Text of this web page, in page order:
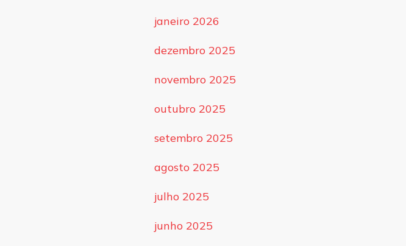
janeiro 2026
dezembro 2025
novembro 2025
outubro 2025
setembro 2025
agosto 2025
julho 2025
junho 2025